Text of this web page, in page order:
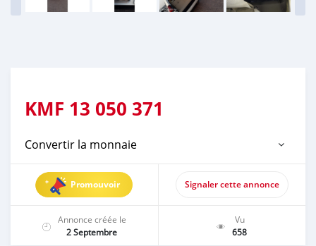
KMF 13 050 371
Convertir la monnaie
Promouvoir Signaler cette annonce
Annonce créée le
2 Septembre
Vu
658